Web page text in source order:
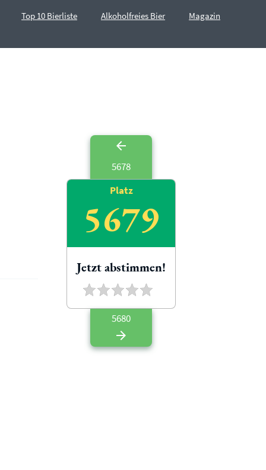
Top 10 Bierliste Alkoholfreies Bier Magazin
5678
Platz
5679
Jetzt abstimmen!
5680